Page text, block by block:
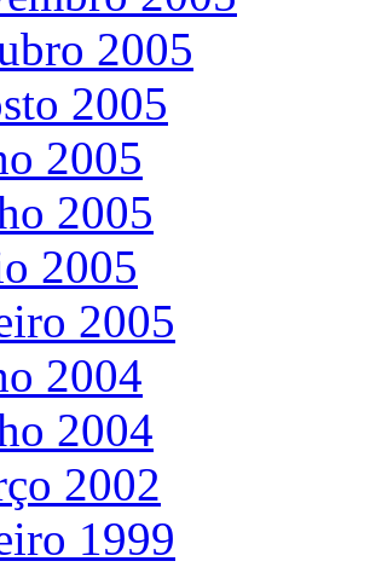
2005
2005
2005
2005
2005
2005
2004
2004
2002
1999